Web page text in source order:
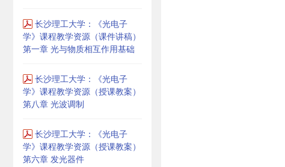
长沙理工大学：《光电子
学》课程教学资源（课件讲稿）
第一章 光与物质相互作用基础
长沙理工大学：《光电子
学》课程教学资源（授课教案）
第八章 光波调制
长沙理工大学：《光电子
学》课程教学资源（授课教案）
第六章 发光器件